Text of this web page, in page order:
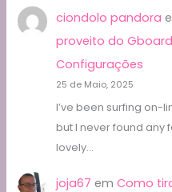
ciondolo pandora
proveito do
Configurações
25 de Maio, 2025
I’ve been surfing on-
but I never found any
lovely…
joja67 em Como